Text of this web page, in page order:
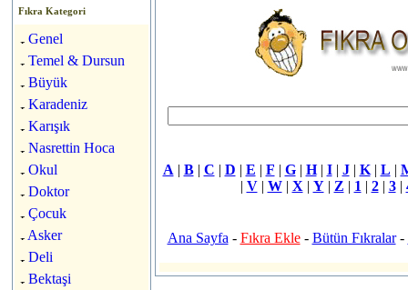
Fıkra Kategori
Genel
Temel & Dursun
Büyük
Karadeniz
Karışık
Nasrettin Hoca
Okul
Doktor
Çocuk
Asker
Deli
Bektaşi
A | B| C | D | E | F | G| H| I| J| K| L |
| V| W| X | Y| Z | 1 | 2| 3|
Ana Sayfa - Fıkra Ekle- Bütün Fıkralar-